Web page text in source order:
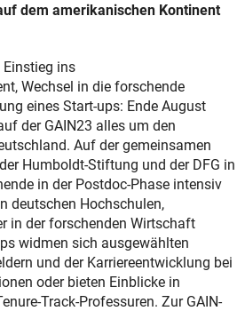
dem amerikanischen Kontinent
Einstieg ins
Wechsel in die forschende
eines Start-ups: Ende August
der GAIN23 alles um den
Auf der gemeinsamen
Humboldt-Stiftung und der DFG in
in der Postdoc-Phase intensiv
deutschen Hochschulen,
in der forschenden Wirtschaft
widmen sich ausgewählten
und der Karriereentwicklung bei
oder bieten Einblicke in
Track-Professuren. Zur GAIN-